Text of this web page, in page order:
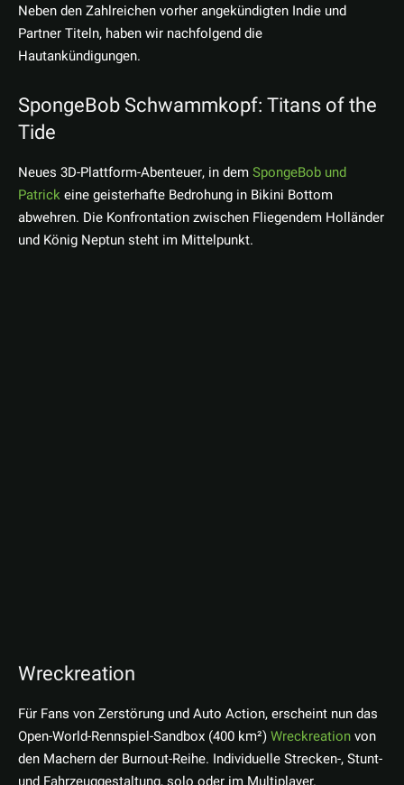
Neben den Zahlreichen vorher angekündigten Indie und
Partner Titeln, haben wir nachfolgend die
Hautankündigungen.
SpongeBob Schwammkopf: Titans of the
Tide
Neues 3D-Plattform-Abenteuer, in demSpongeBob und
Patrickeine geisterhafte Bedrohung in Bikini Bottom
abwehren. Die Konfrontation zwischen Fliegendem Holländer
und König Neptun steht im Mittelpunkt.
Wreckreation
Für Fans von Zerstörung und Auto Action, erscheint nun das
Open-World-Rennspiel-Sandbox (400 km²)Wreckreationvon
den Machern der Burnout-Reihe. Individuelle Strecken-, Stunt-